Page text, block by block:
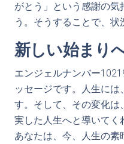
がとう」という感謝の気
う。そうすることで、状
新しい始まり
エンジェルナンバー
ッセージです。人生には
す。そして、その変化
実した人生へと導いてく
あなたは、今、人生の素